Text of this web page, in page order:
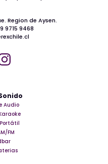
Audio
FM
Region de Aysen.
9715 9468